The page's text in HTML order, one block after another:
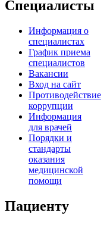
Специалисты
Информация о
специалистах
График приема
специалистов
Вакансии
Вход на сайт
Противодействие
коррупции
Информация
для врачей
Порядки и
стандарты
оказания
медицинской
помощи
Пациенту